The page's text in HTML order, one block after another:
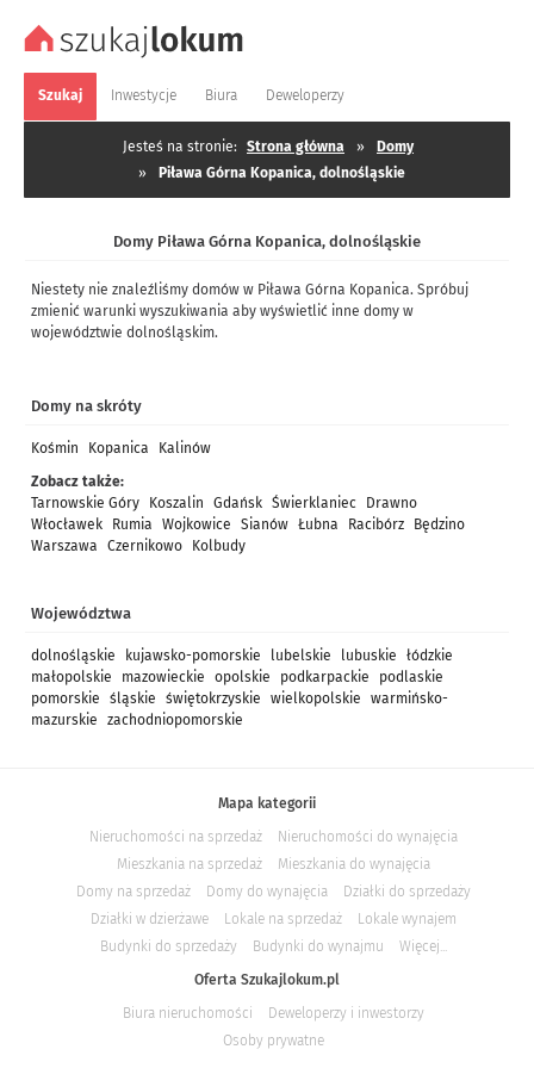
Szukaj Inwestycje Biura Deweloperzy
Jesteś na stronie: Strona główna »
Domy
»
Piława Górna Kopanica, dolnośląskie
Domy Piława Górna Kopanica, dolnośląskie
Niestety nie znaleźliśmy domów w Piława Górna Kopanica. Spróbuj
zmienić warunki wyszukiwania aby wyświetlić inne domy w
województwie dolnośląskim.
Domy na skróty
Kośmin Kopanica
Kalinów
Zobacz także:
Tarnowskie Góry
Koszalin Gdańsk Świerklaniec
Drawno
Włocławek
Rumia Wojkowice Sianów Łubna Racibórz
Będzino
Warszawa
Czernikowo Kolbudy
Województwa
dolnośląskie kujawsko-pomorskie lubelskie lubuskie
łódzkie
małopolskie
mazowieckie opolskie podkarpackie
podlaskie
pomorskie
śląskie świętokrzyskie wielkopolskie
warmińsko-
mazurskie
zachodniopomorskie
Mapa kategorii
Nieruchomości na sprzedaż
Nieruchomości do wynajęcia
Mieszkania na sprzedaż
Mieszkania do wynajęcia
Domy na sprzedaż
Domy do wynajęcia
Działki do sprzedaży
Działki w dzierżawe
Lokale na sprzedaż
Lokale wynajem
Budynki do sprzedaży
Budynki do wynajmu
Więcej...
Oferta Szukajlokum.pl
Biura nieruchomości
Deweloperzy i inwestorzy
Osoby prywatne